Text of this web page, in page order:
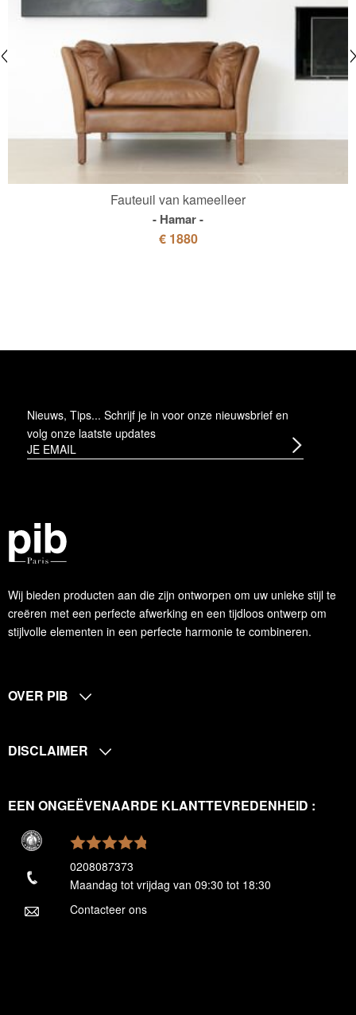
Fauteuil van kameelleer
Hamar
€ 1880
Wij bieden producten aan die zijn ontworpen om uw unieke stijl te
creëren met een perfecte afwerking en een tijdloos ontwerp om
stijlvolle elementen in een perfecte harmonie te combineren.
Nieuws, Tips... Schrijf je in voor onze nieuwsbrief en
volg onze laatste updates
OVER PIB
DISCLAIMER
EEN ONGEËVENAARDE KLANTTEVREDENHEID :
0208087373
Maandag tot vrijdag van 09:30 tot 18:30
Contacteer ons